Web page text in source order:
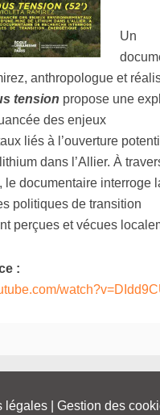
Un
anthropologue et
tension propose une
des enjeux
liés à l’ouverture
dans l’Allier. À
le documentaire interroge
politiques de transition
perçues et vécues
:
légales| Gestion des